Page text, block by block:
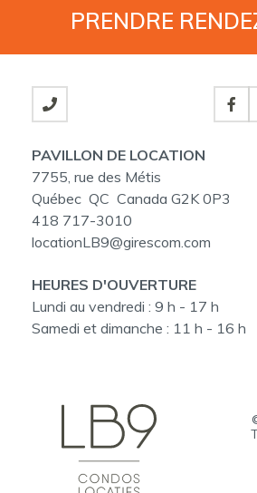
PRENDRE
PAVILLON DE LOCATION
7755, rue des Métis
Québec QC Canada G2K 0P3
418 717-3010
locationLB9@girescom.com
HEURES D'OUVERTURE
Lundi au vendredi : 9 h - 17 h
Samedi et dimanche : 11 h - 16 h